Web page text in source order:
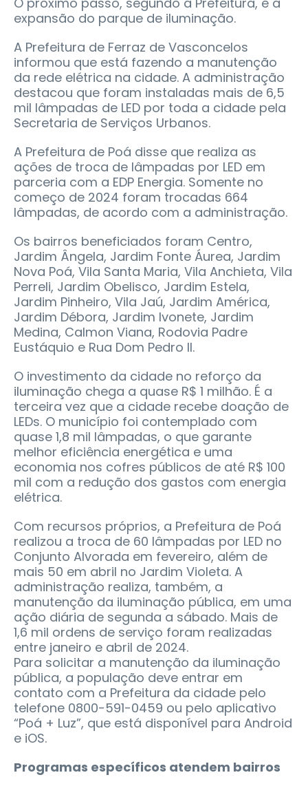
expansão do parque de iluminação.
A Prefeitura de Ferraz de Vasconcelos
informou que está fazendo a manutenção
da rede elétrica na cidade. A administração
destacou que foram instaladas mais de 6,5
mil lâmpadas de LED por toda a cidade pela
Secretaria de Serviços Urbanos.
A Prefeitura de Poá disse que realiza as
ações de troca de lâmpadas por LED em
parceria com a EDP Energia. Somente no
começo de 2024 foram trocadas 664
lâmpadas, de acordo com a administração.
Os bairros beneficiados foram Centro,
Jardim Ângela, Jardim Fonte Áurea, Jardim
Nova Poá, Vila Santa Maria, Vila Anchieta, Vila
Perreli, Jardim Obelisco, Jardim Estela,
Jardim Pinheiro, Vila Jaú, Jardim América,
Jardim Débora, Jardim Ivonete, Jardim
Medina, Calmon Viana, Rodovia Padre
Eustáquio e Rua Dom Pedro II.
O investimento da cidade no reforço da
iluminação chega a quase R$ 1 milhão. É a
terceira vez que a cidade recebe doação de
LEDs. O município foi contemplado com
quase 1,8 mil lâmpadas, o que garante
melhor eficiência energética e uma
economia nos cofres públicos de até R$ 100
mil com a redução dos gastos com energia
elétrica.
Com recursos próprios, a Prefeitura de Poá
realizou a troca de 60 lâmpadas por LED no
Conjunto Alvorada em fevereiro, além de
mais 50 em abril no Jardim Violeta. A
administração realiza, também, a
manutenção da iluminação pública, em uma
ação diária de segunda a sábado. Mais de
1,6 mil ordens de serviço foram realizadas
entre janeiro e abril de 2024.
Para solicitar a manutenção da iluminação
pública, a população deve entrar em
contato com a Prefeitura da cidade pelo
telefone 0800-591-0459 ou pelo aplicativo
“Poá + Luz”, que está disponível para Android
e iOS.
Programas específicos atendem bairros